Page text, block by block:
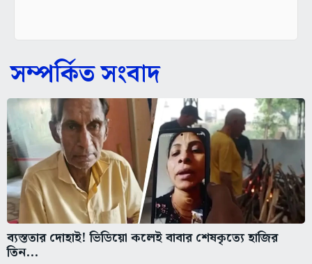
সম্পর্কিত সংবাদ
ব্যস্ততার দোহাই! ভিডিয়ো কলেই বাবার শেষকৃত্যে হাজির
তিন...